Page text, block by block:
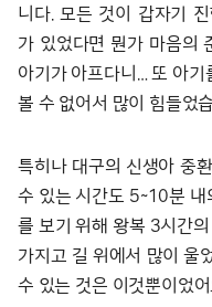
니다. 모든 것이 갑자기
가 있었다면 뭔가 마음의
아기가 아프다니… 또 아기
볼 수 없어서 많이 힘들었
특히나 대구의 신생아 중
수 있는 시간도 5~10분 내
를 보기 위해 왕복 3시간
가지고 길 위에서 많이 울
수 있는 것은 이것뿐이었어